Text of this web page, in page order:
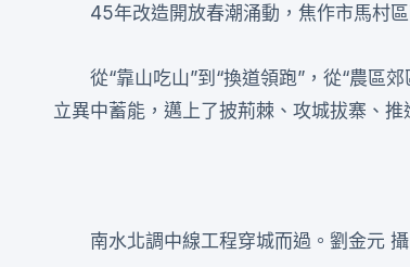
45年改造開放春潮涌動，焦作市馬村
從“靠山吃山”到“換道領跑”，從“農區
立異中蓄能，邁上了披荊棘、攻城拔寨、推
南水北調中線工程穿城而過。劉金元 攝